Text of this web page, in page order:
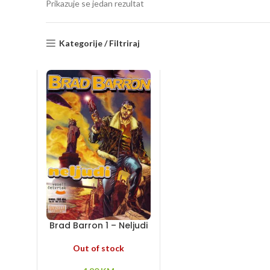
Prikazuje se jedan rezultat
Kategorije / Filtriraj
Brad Barron 1 – Neljudi
Out of stock